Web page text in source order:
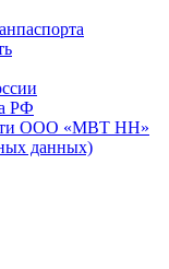
РФ
ООО «МВТ НН»
данных)